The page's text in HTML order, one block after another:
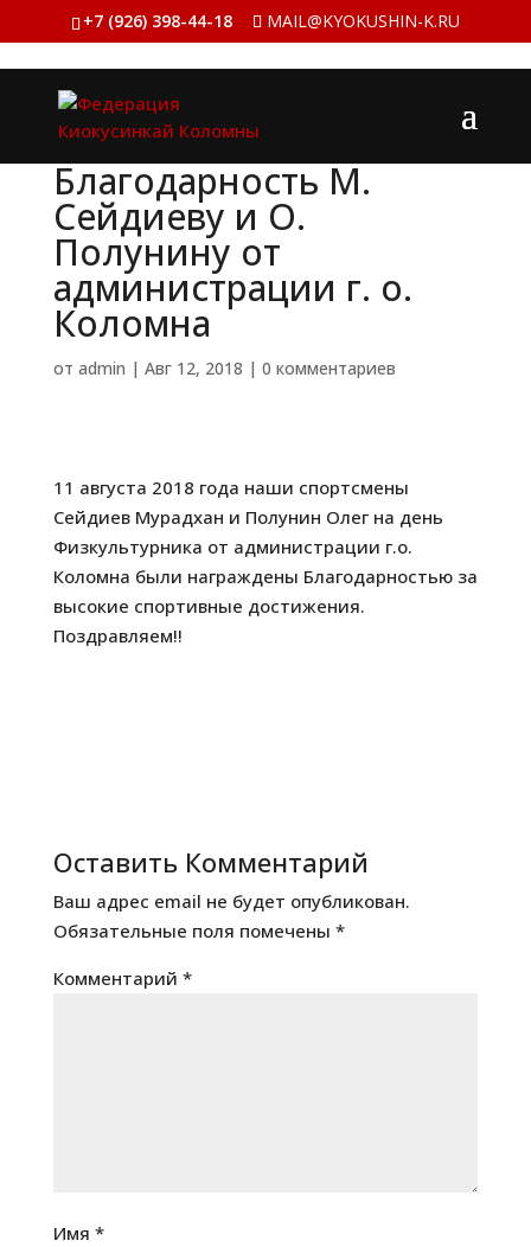
+7 (926) 398-44-18 MAIL@KYOKUSHIN-K.RU
Благодарность М.
Сейдиеву и О.
Полунину от
администрации г. о.
Коломна
от admin | Авг 12, 2018 | 0 комментариев
11 августа 2018 года наши спортсмены
Сейдиев Мурадхан и Полунин Олег на день
Физкультурника от администрации г.о.
Коломна были награждены Благодарностью за
высокие спортивные достижения.
Поздравляем!!
Оставить Комментарий
Ваш адрес email не будет опубликован.
Обязательные поля помечены *
Комментарий *
Имя *